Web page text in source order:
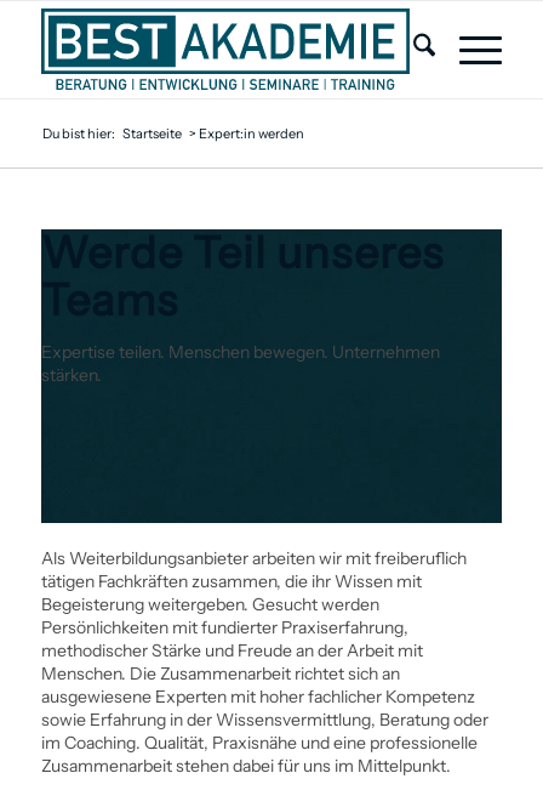
Du bist hier: Startseite > Expert:in werden
Expertise teilen. Menschen bewegen. Unternehmen
stärken.
Als Weiter­bildungsanbieter arbeiten wir mit freiberuflich
tätigen Fachkräften zusammen, die ihr Wissen mit
Begeisterung weitergeben. Gesucht werden
Persönlichkeiten mit fundierter Praxiserfahrung,
methodischer Stärke und Freude an der Arbeit mit
Menschen. Die Zusammenarbeit richtet sich an
ausgewiesene Experten mit hoher fachlicher Kompetenz
sowie Erfahrung in der Wissensvermittlung, Beratung oder
im Coaching. Qualität, Praxisnähe und eine professionelle
Zusammenarbeit stehen dabei für uns im Mittelpunkt.